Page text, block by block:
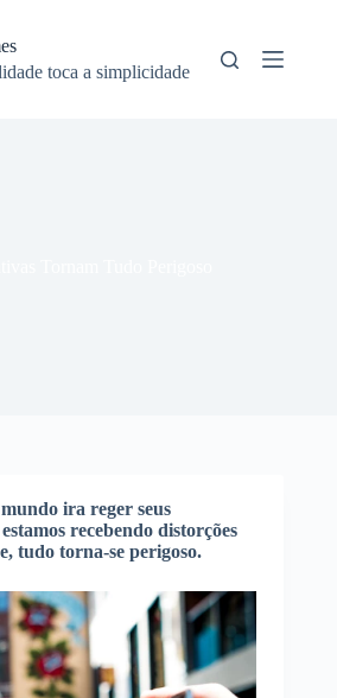
toca a simplicidade
ira reger seus
recebendo distorções
tudo torna-se perigoso.